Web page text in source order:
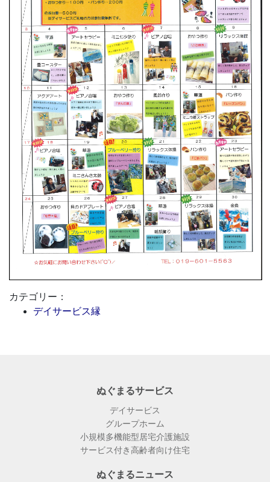
カテゴリー：
デイサービス縁
ぬぐまるサービス
デイサービス
グループホーム
小規模多機能型居宅介護施設
サービス付き高齢者向け住宅
ぬぐまるニュース